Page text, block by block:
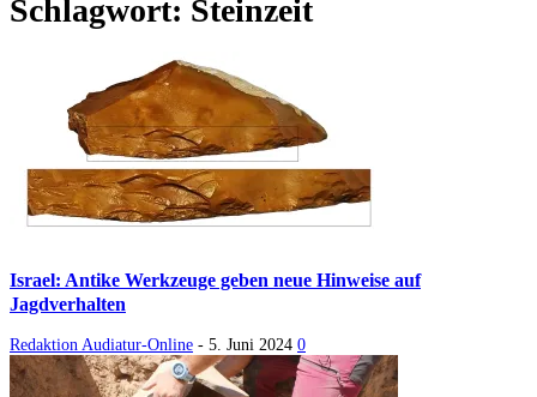
Schlagwort: Steinzeit
Israel: Antike Werkzeuge geben neue Hinweise auf
Jagdverhalten
Redaktion Audiatur-Online - 5. Juni 2024 0